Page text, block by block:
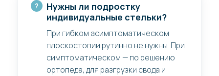
Нужны ли подростку
индивидуальные стельки?
При гибком асимптоматическом
плоскостопии рутинно не нужны. При
симптоматическом — по решению
ортопеда, для разгрузки свода и